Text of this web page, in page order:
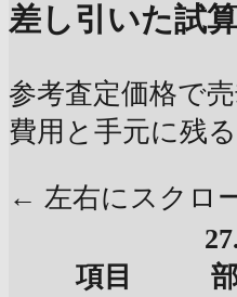
差し引いた試算
参考査定価格で
費用と手元に残
← 左右にスクロ
項目